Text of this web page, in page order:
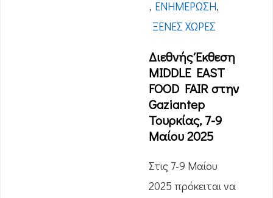
, ΕΝΗΜΈΡΩΣΗ,
ΞΈΝΕΣ ΧΏΡΕΣ
Διεθνής Έκθεση
MIDDLE EAST
FOOD FAIR στην
Gaziantep
Τουρκίας, 7-9
Μαίου 2025
Στις 7-9 Μαίου
2025 πρόκειται να